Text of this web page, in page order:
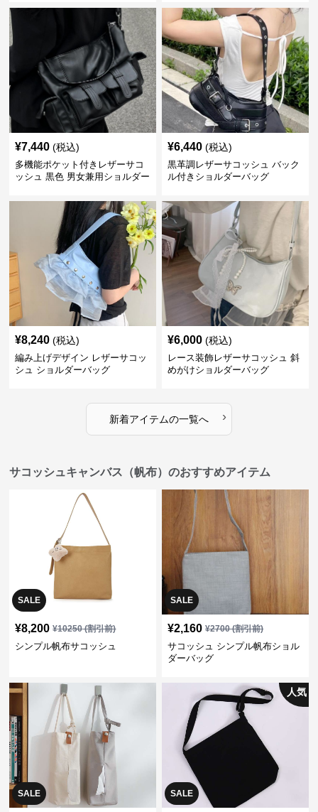
¥7,440 (税込)
多機能ポケット付きレザーサコ
ッシュ 黒色 男女兼用ショルダー
¥6,440 (税込)
黒革調レザーサコッシュ バック
ル付きショルダーバッグ
¥8,240 (税込)
編み上げデザイン レザーサコッ
シュ ショルダーバッグ
¥6,000 (税込)
レース装飾レザーサコッシュ 斜
めがけショルダーバッグ
新着アイテムの一覧へ ›
サコッシュキャンバス（帆布）のおすすめアイテム
SALE
¥8,200 ¥10250(割引前)
シンプル帆布サコッシュ
SALE
¥2,160 ¥2700(割引前)
サコッシュ シンプル帆布ショル
ダーバッグ
SALE SALE
人気